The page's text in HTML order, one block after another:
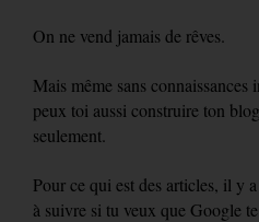
On ne vend jamais de rêves.
Mais même sans
peux toi aussi construire ton
seulement.
Pour ce qui est des articles, il y
à suivre si tu veux que Google